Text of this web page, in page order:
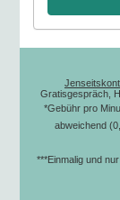
Gratisgespräch,
*Gebühr pro
abweichend
***Einmalig und